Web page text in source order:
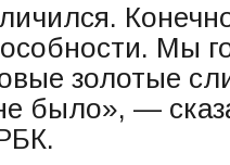
Мы
золотые
было», —